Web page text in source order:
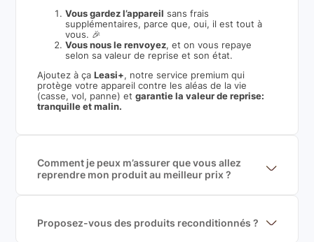
Vous gardez l’appareil sans frais
supplémentaires, parce que, oui, il est tout à
vous. 🎉
Vous nous le renvoyez, et on vous repaye
selon sa valeur de reprise et son état.
Ajoutez à çaLeasi+, notre service premium qui
protège votre appareil contre les aléas de la vie
(casse, vol, panne) etgarantie la valeur de reprise:
tranquille et malin.
Comment je peux m’assurer que vous allez
reprendre mon produit au meilleur prix ?
garantir le meilleur prix de rachat. De plus, nous
sommes rémunéré à la commission sur la valeur de
Proposez-vous des produits reconditionnés ?